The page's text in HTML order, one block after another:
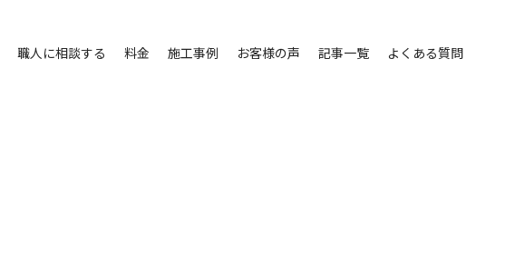
職人に相談する 料金 施工事例 お客様の声 記事一覧 よくある質問